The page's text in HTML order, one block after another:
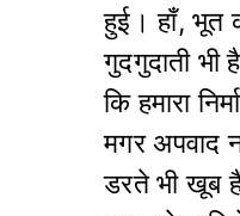
हुई। हाँ, भूत
गुदगुदाती
कि हमारा
मगर अपवाद
डरते भी खूब